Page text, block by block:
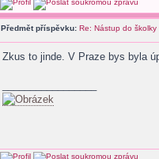
Předmět příspěvku: Re: Nástup do školky
Zkus to jinde. V Praze bys byla